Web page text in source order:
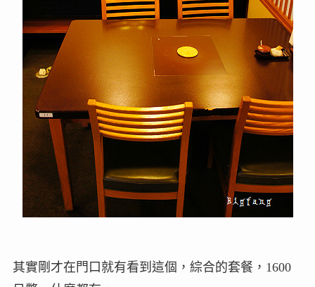
其實剛才在門口就有看到這個，綜合的套餐，1600